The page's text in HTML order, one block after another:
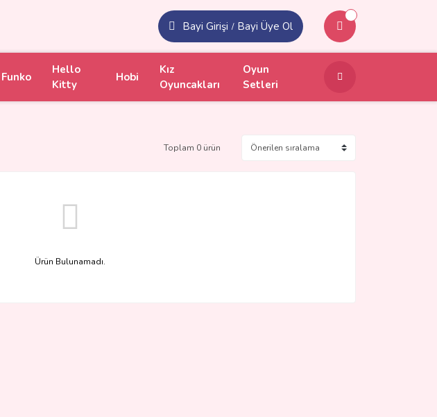
Bayi Girişi / Bayi Üye Ol
Funko
Hello
Kitty
Hobi
Kız
Oyuncakları
Oyun
Setleri
Toplam 0 ürün
Ürün Bulunamadı.